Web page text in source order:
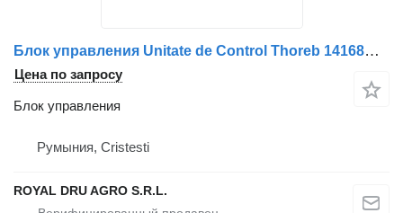
Блок управления Unitate de Control Thoreb 14168A-P13 для грузовика Mercedes-Benz C90 ELSY-XMEM
Цена по запросу
Блок управления
Румыния, Cristesti
ROYAL DRU AGRO S.R.L.